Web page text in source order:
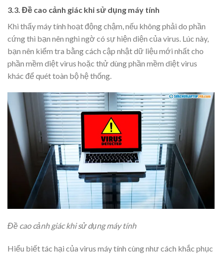
3.3. Đề cao cảnh giác khi sử dụng máy tính
Khi thấy máy tính hoạt động chậm, nếu không phải do phần
cứng thì bạn nên nghi ngờ có sự hiện diện của virus. Lúc này,
bạn nên kiểm tra bằng cách cập nhật dữ liệu mới nhất cho
phần mềm diệt virus hoặc thử dùng phần mềm diệt virus
khác để quét toàn bộ hệ thống.
Đề cao cảnh giác khi sử dụng máy tính
Hiểu biết tác hại của virus máy tính cùng như cách khắc phục